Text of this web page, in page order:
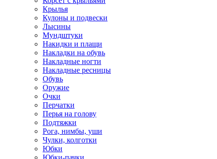
Крылья
Кулоны и подвески
Лысины
Мундштуки
Накидки и плащи
Накладки на обувь
Накладные ногти
Накладные ресницы
Обувь
Оружие
Очки
Перчатки
Перья на голову
Подтяжки
Рога, нимбы, уши
Чулки, колготки
Юбки
Юбки-пачки